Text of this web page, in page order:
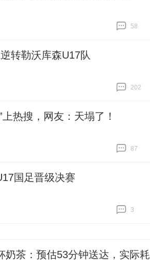
58
转勒沃库森U17队
202
热搜，网友：天塌了！
87
国足晋级决赛
3
奶茶：预估53分钟送达，实际耗